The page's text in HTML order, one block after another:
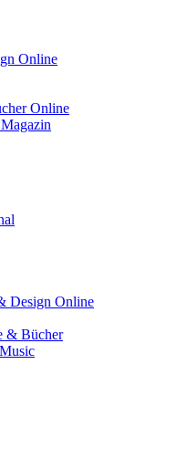
Online
Online
Design Online
& Bücher